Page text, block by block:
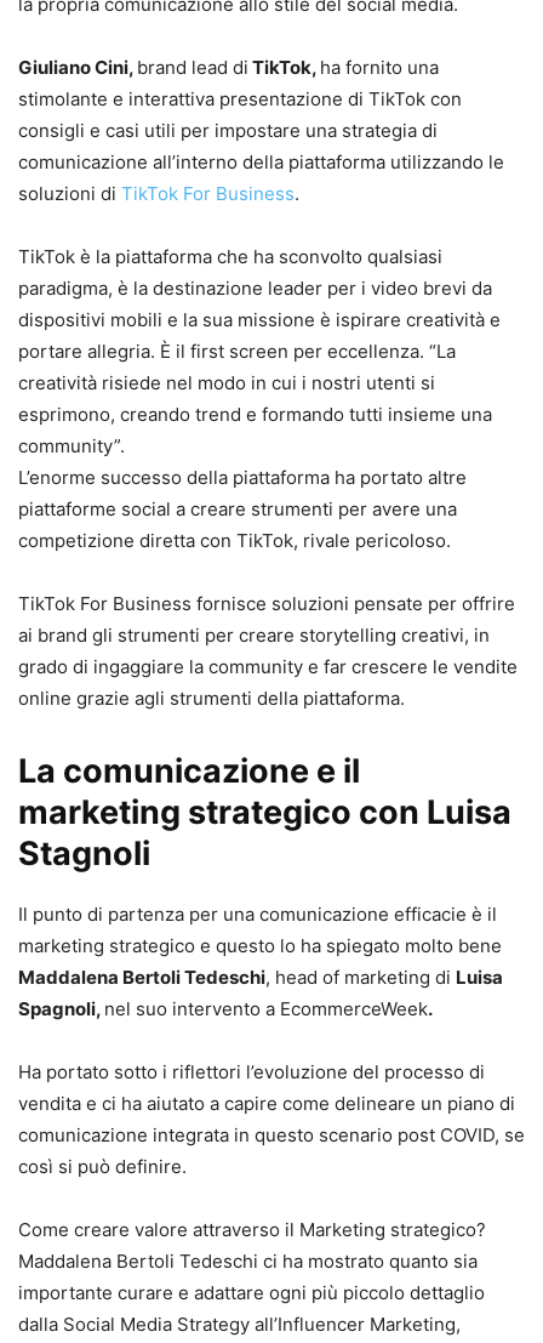
Giuliano Cini, brand lead di TikTok, ha fornito una
stimolante e interattiva presentazione di TikTok con
consigli e casi utili per impostare una strategia di
comunicazione all’interno della piattaforma utilizzando le
soluzioni di TikTok For Business.
TikTok è la piattaforma che ha sconvolto qualsiasi
paradigma, è la destinazione leader per i video brevi da
dispositivi mobili e la sua missione è ispirare creatività e
portare allegria. È il first screen per eccellenza. “La
creatività risiede nel modo in cui i nostri utenti si
esprimono, creando trend e formando tutti insieme una
community”.
L’enorme successo della piattaforma ha portato altre
piattaforme social a creare strumenti per avere una
competizione diretta con TikTok, rivale pericoloso.
TikTok For Business fornisce soluzioni pensate per offrire
ai brand gli strumenti per creare storytelling creativi, in
grado di ingaggiare la community e far crescere le vendite
online grazie agli strumenti della piattaforma.
La comunicazione e il
marketing strategico con Luisa
Stagnoli
Il punto di partenza per una comunicazione efficacie è il
marketing strategico e questo lo ha spiegato molto bene
Maddalena Bertoli Tedeschi, head of marketing di Luisa
Spagnoli, nel suo intervento a EcommerceWeek.
Ha portato sotto i riflettori l’evoluzione del processo di
vendita e ci ha aiutato a capire come delineare un piano di
comunicazione integrata in questo scenario post COVID, se
così si può definire.
Come creare valore attraverso il Marketing strategico?
Maddalena Bertoli Tedeschi ci ha mostrato quanto sia
importante curare e adattare ogni più piccolo dettaglio
dalla Social Media Strategy all’Influencer Marketing,